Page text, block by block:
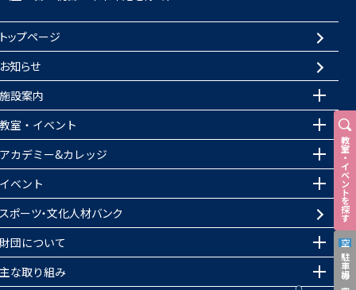
教室
・
イベントを探す
空
ップページ
知らせ
設案内
室・イベント
カデミー&カレッジ
ベント
ポーツ・文化人材バンク
団について
な取り組み